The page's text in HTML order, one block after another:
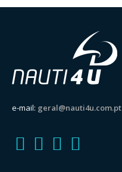
e-mail: geral@nauti4u.com.pt